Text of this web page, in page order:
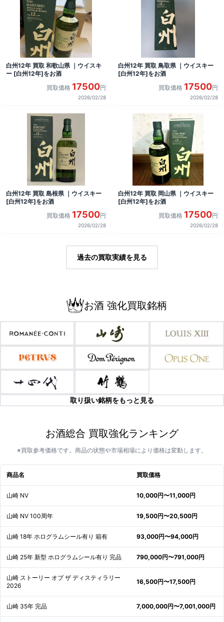
白州12年 買取 和歌山県 ｜ウイスキ
ー [白州12年]をお酒
買取価格 17500円
2026/02/28
白州12年 買取 鳥取県 ｜ウイスキー
[白州12年]をお酒
買取価格 17500円
2026/02/28
白州12年 買取 島根県 ｜ウイスキー
[白州12年]をお酒
買取価格 17500円
2026/02/28
白州12年 買取 岡山県 ｜ウイスキー
[白州12年]をお酒
買取価格 17500円
2026/02/28
過去の買取実績を見る
お酒 強化買取銘柄
取り扱い銘柄をもっと見る
お酒総合 買取強化ランキング
※買取参考価格です。商品の状態や市場相場により価格は変動します。
商品名 買取価格
山崎 NV 10,000円〜11,000円
山崎 NV 100周年 19,500円〜20,500円
山崎 18年 ホログラムシール有り 箱有 93,000円〜94,000円
山崎 25年 新型 ホログラムシール有り 完品 790,000円〜791,000円
山崎 ストーリー オブ ザ ディスティラリー
2026
16,500円〜17,500円
山崎 35年 完品 7,000,000円〜7,001,000円